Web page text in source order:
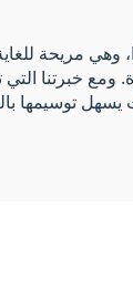
وهي مريحة
يسهل توسيمها